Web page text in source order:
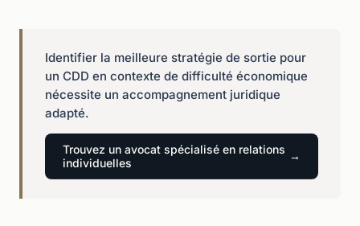
Identifier la meilleure stratégie de sortie pour
un CDD en contexte de difficulté économique
nécessite un accompagnement juridique
adapté.
Trouvez un avocat spécialisé en relations
individuelles